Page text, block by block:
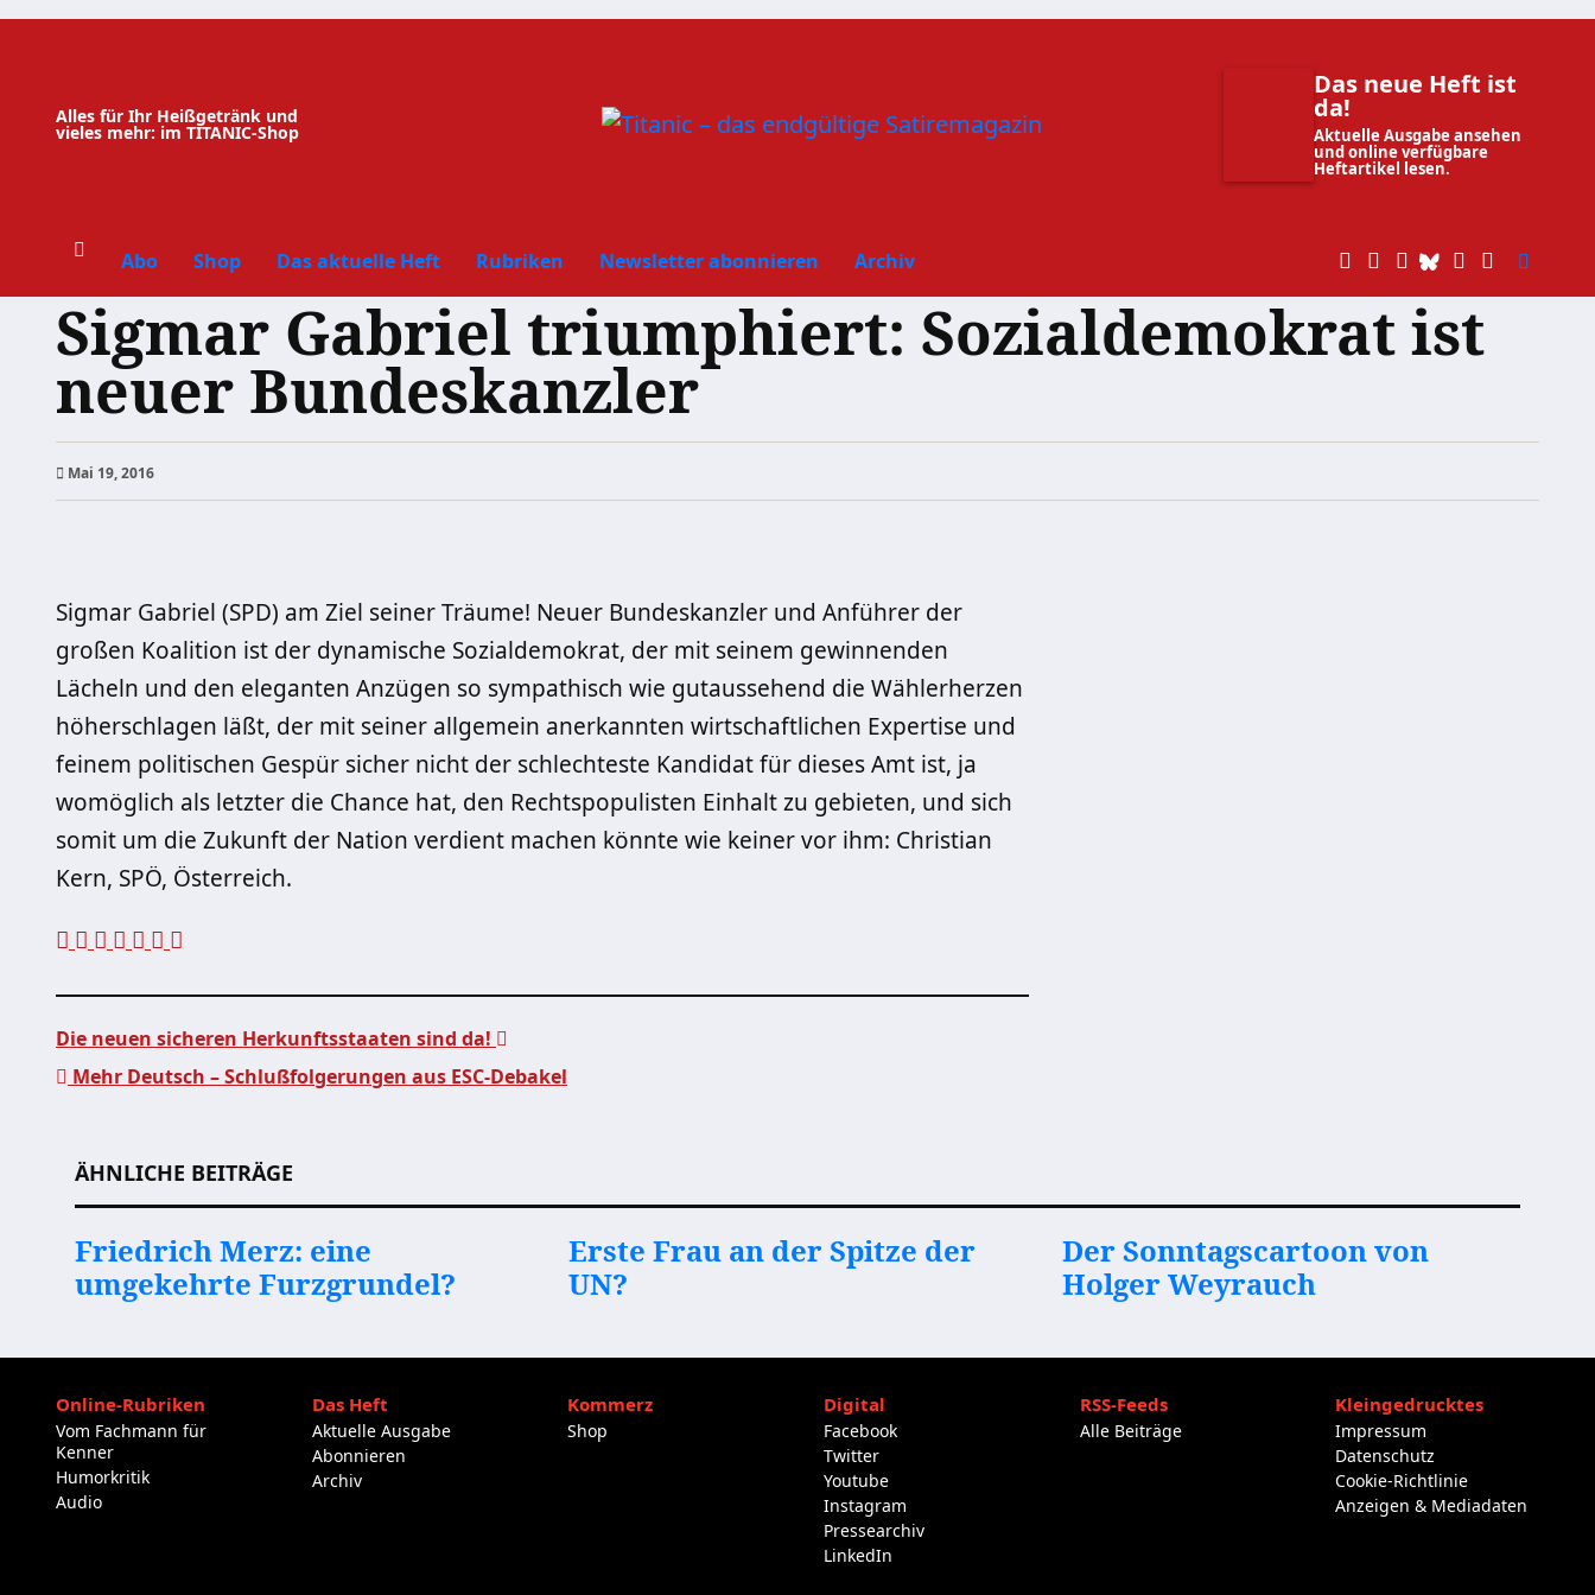
Zum
Alles für Ihr Heißgetränk und
vieles mehr: im TITANIC-Shop
Das neue Heft ist
da!
Aktuelle Ausgabe ansehen
und online verfügbare
Heftartikel lesen.
Abo Shop Das aktuelle Heft Rubriken Newsletter abonnieren Archiv
Sigmar Gabriel triumphiert: Sozialdemokrat ist
neuer Bundeskanzler
Mai 19, 2016
Sigmar Gabriel (SPD) am Ziel seiner Träume! Neuer Bundeskanzler und Anführer der
großen Koalition ist der dynamische Sozialdemokrat, der mit seinem gewinnenden
Lächeln und den eleganten Anzügen so sympathisch wie gutaussehend die Wählerherzen
höherschlagen läßt, der mit seiner allgemein anerkannten wirtschaftlichen Expertise und
feinem politischen Gespür sicher nicht der schlechteste Kandidat für dieses Amt ist, ja
womöglich als letzter die Chance hat, den Rechtspopulisten Einhalt zu gebieten, und sich
somit um die Zukunft der Nation verdient machen könnte wie keiner vor ihm: Christian
Kern, SPÖ, Österreich.
Die neuen sicheren Herkunftsstaaten sind da!
Mehr Deutsch – Schlußfolgerungen aus ESC-Debakel
ÄHNLICHE BEITRÄGE
Friedrich Merz: eine
umgekehrte Furzgrundel?
Erste Frau an der Spitze der
UN?
Der Sonntagscartoon von
Holger Weyrauch
Online-Rubriken
Vom Fachmann für
Kenner
Humorkritik
Audio
Das Heft
Aktuelle Ausgabe
Abonnieren
Archiv
Kommerz
Shop
Digital
Facebook
Twitter
Youtube
Instagram
Pressearchiv
LinkedIn
RSS-Feeds
Alle Beiträge
Kleingedrucktes
Impressum
Datenschutz
Cookie-Richtlinie
Anzeigen & Mediadaten